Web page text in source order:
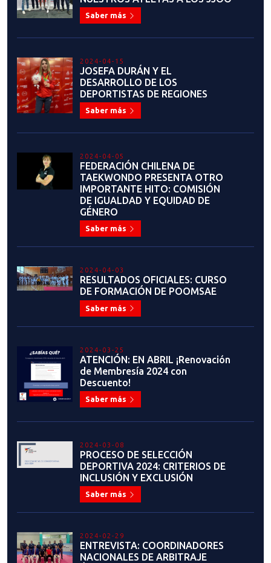
Saber más
2024-04-15
JOSEFA DURÁN Y EL
DESARROLLO DE LOS
DEPORTISTAS DE REGIONES
Saber más
2024-04-05
FEDERACIÓN CHILENA DE
TAEKWONDO PRESENTA OTRO
IMPORTANTE HITO: COMISIÓN
DE IGUALDAD Y EQUIDAD DE
GÉNERO
Saber más
2024-04-03
RESULTADOS OFICIALES: CURSO
DE FORMACIÓN DE POOMSAE
Saber más
2024-03-25
ATENCIÓN: EN ABRIL ¡Renovación
de Membresía 2024 con
Descuento!
Saber más
2024-03-08
PROCESO DE SELECCIÓN
DEPORTIVA 2024: CRITERIOS DE
INCLUSIÓN Y EXCLUSIÓN
Saber más
2024-02-29
ENTREVISTA: COORDINADORES
NACIONALES DE ARBITRAJE